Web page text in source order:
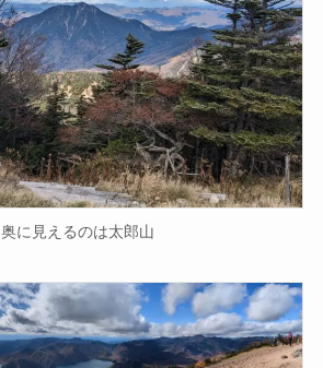
奥に見えるのは太郎山